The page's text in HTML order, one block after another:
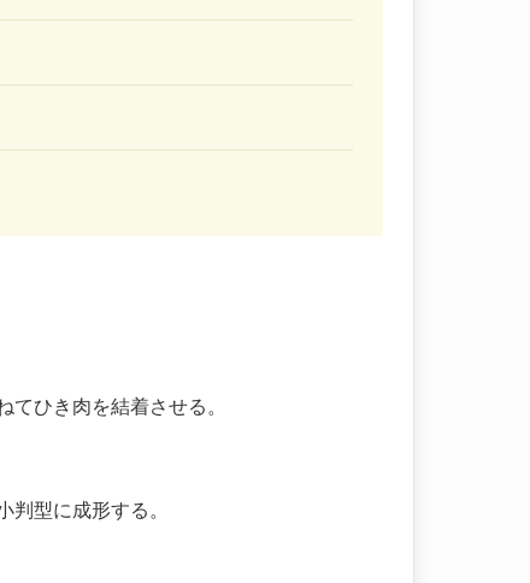
ひき肉を結着させる。
型に成形する。